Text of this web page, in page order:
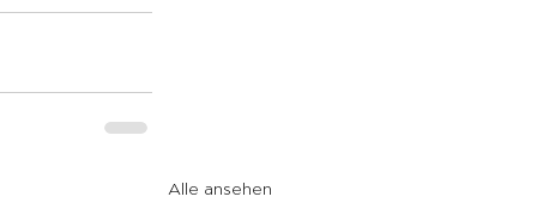
Alle ansehen